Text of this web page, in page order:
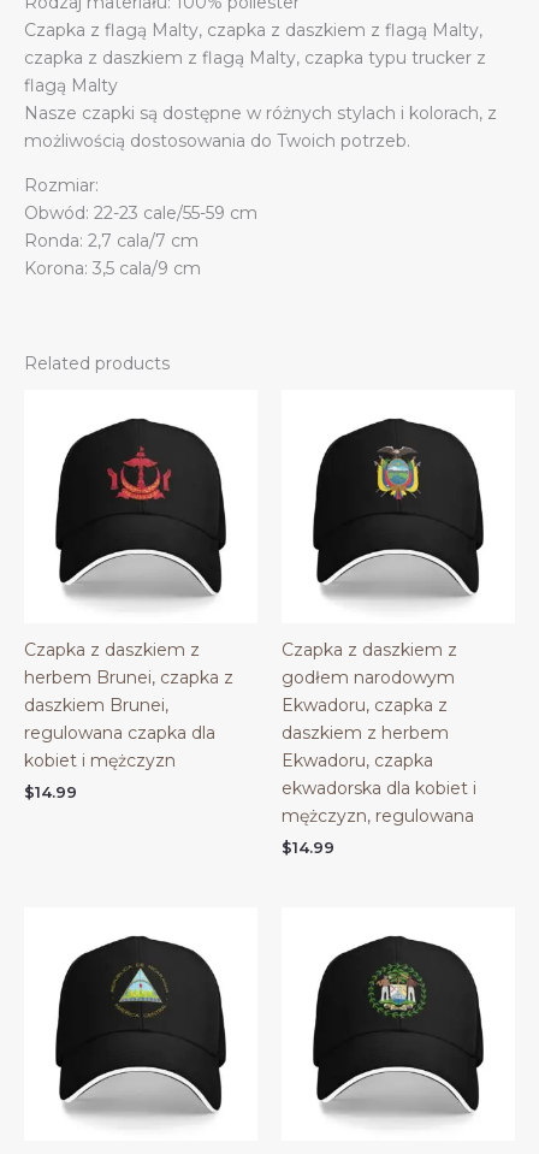
Czapka z flagą Malty, czapka z daszkiem z flagą Malty,
czapka z daszkiem z flagą Malty, czapka typu trucker z
flagą Malty
Nasze czapki są dostępne w różnych stylach i kolorach, z
możliwością dostosowania do Twoich potrzeb.
Rozmiar:
Obwód: 22-23 cale/55-59 cm
Ronda: 2,7 cala/7 cm
Korona: 3,5 cala/9 cm
Related products
Czapka z daszkiem z
herbem Brunei, czapka z
daszkiem Brunei,
regulowana czapka dla
kobiet i mężczyzn
$14.99
Czapka z daszkiem z
godłem narodowym
Ekwadoru, czapka z
daszkiem z herbem
Ekwadoru, czapka
ekwadorska dla kobiet i
mężczyzn, regulowana
$14.99